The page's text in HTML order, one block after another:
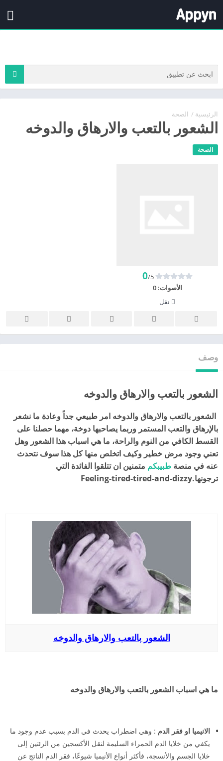
الرئيسية / الصحة
الشعور بالتعب والارهاق والدوخه
الصحة
0/5
الأصوات:0
نقل
وصف
الشعور بالتعب والارهاق والدوخه
الشعور بالتعب والارهاق والدوخه امر طبيعي جداً وعادة ما نشعر
بالإرهاق والتعب المستمر وربما يصاحبها دوخة، مهما حصلنا على
القسط الكافي من النوم والراحة، ما هي اسباب هذا الشعور وهل
تعني وجود مرض خطير وكيف اتخلص منها كل هذا سوف نتحدث
عنه في منصة طبيبكم متمنين ان تتلقوا الفائدة التي
ترجونها.Feeling-tired-tired-and-dizzy
الشعور بالتعب والارهاق والدوخه
ما هي اسباب الشعور بالتعب والارهاق والدوخه
الانيميا او فقر الدم : وهي اضطراب يحدث في الدم بسبب عدم وجود ما
يكفي من خلايا الدم الحمراء السليمة لنقل الأكسجين من الرئتين إلى
خلايا الجسم والأنسجة، فأكثر أنواع الأنيميا شيوعًا، فقر الدم الناتج عن